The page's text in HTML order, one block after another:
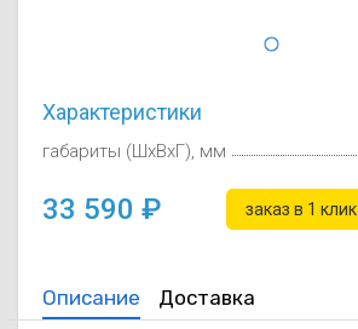
Характеристики
габариты (ШxВxГ), мм
33 590 заказ в 1 клик
Описание Доставка